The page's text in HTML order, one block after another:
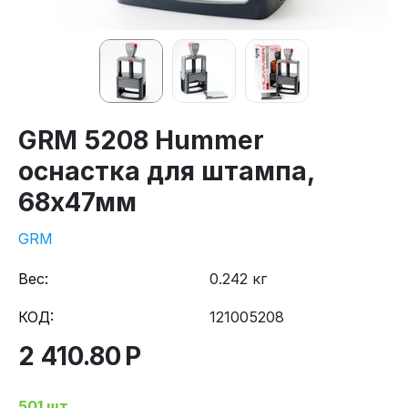
GRM 5208 Hummer
оснастка для штампа,
68х47мм
GRM
Вес: 0.242 кг
КОД: 121005208
2 410.80Р